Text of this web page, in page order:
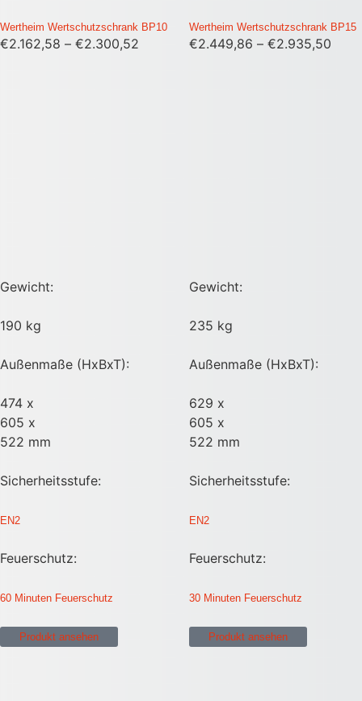
Wertheim Wertschutzschrank BP10
€2.162,58 – €2.300,52
Gewicht:
190 kg
Außenmaße (HxBxT):
474 x
605 x
522 mm
Sicherheitsstufe:
EN2
Feuerschutz:
60 Minuten Feuerschutz
Produkt ansehen
Wertheim Wertschutzschrank BP15
€2.449,86 – €2.935,50
Gewicht:
235 kg
Außenmaße (HxBxT):
629 x
605 x
522 mm
Sicherheitsstufe:
EN2
Feuerschutz:
30 Minuten Feuerschutz
Produkt ansehen